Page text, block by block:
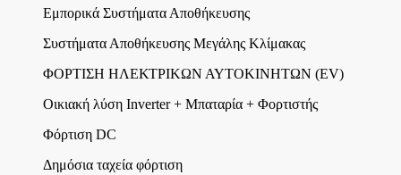
Εμπορικά Συστήματα Αποθήκευσης
Συστήματα Αποθήκευσης Μεγάλης Κλίμακας
ΦΟΡΤΙΣΗ ΗΛΕΚΤΡΙΚΩΝ ΑΥΤΟΚΙΝΗΤΩΝ (EV)
Οικιακή λύση Inverter + Μπαταρία + Φορτιστής
Φόρτιση DC
Δημόσια ταχεία φόρτιση